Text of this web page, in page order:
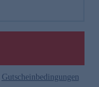
Gutscheinbedingungen